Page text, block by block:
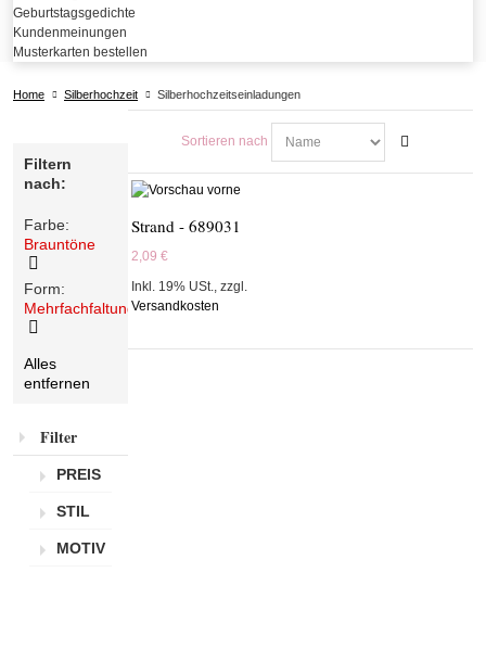
Geburtstagsgedichte
Kundenmeinungen
Musterkarten bestellen
Home Silberhochzeit Silberhochzeitseinladungen
Sortieren nach
Strand - 689031
2,09 €
Inkl. 19% USt.,zzgl.
Versandkosten
Filtern
nach:
Farbe:
Brauntöne
Diesen
Artikel
entfernen
Form:
Mehrfachfaltung
Artikel
entfernen
Alles
entfernen
Filter
PREIS
STIL
MOTIV